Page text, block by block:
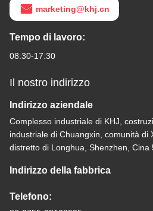
marketing@khj.cn
Tempo di lavoro:
08:30-17:30
Il nostro indirizzo
Indirizzo aziendale
Complesso industriale di KHJ,
industriale di Chuangxin, comunità di
distretto di Longhua, Shenzhen, Cina
Indirizzo della fabbrica
Telefono: